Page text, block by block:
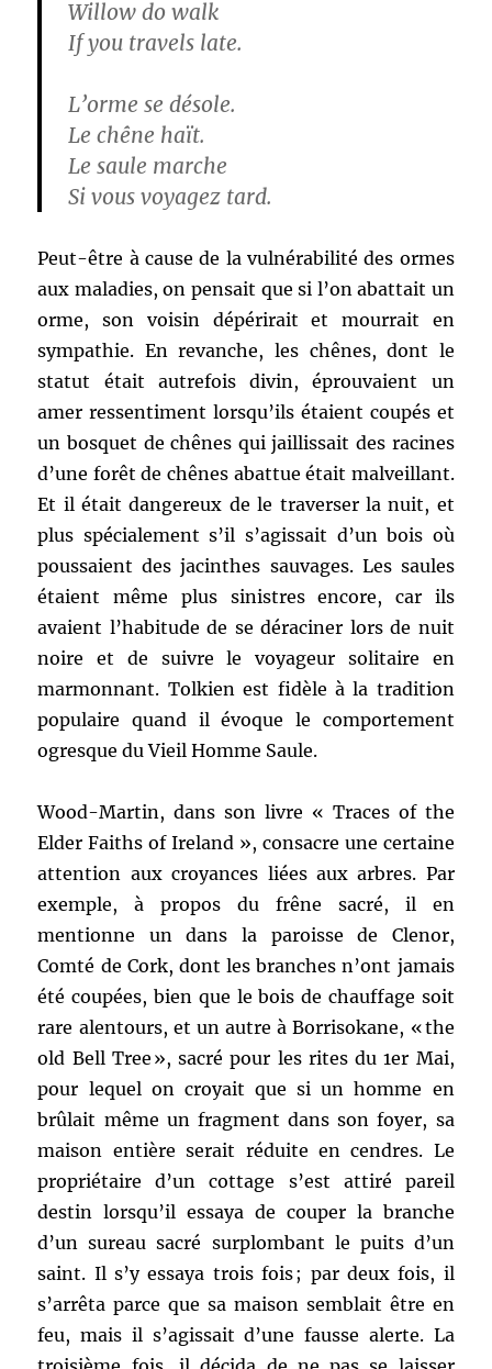
Willow do walk
If you travels late.
L’orme se désole.
Le chêne haït.
Le saule marche
Si vous voyagez tard.
Peut-être à cause de la vulnérabilité des ormes
aux maladies, on pensait que si l’on abattait un
orme, son voisin dépérirait et mourrait en
sympathie. En revanche, les chênes, dont le
statut était autrefois divin, éprouvaient un
amer ressentiment lorsqu’ils étaient coupés et
un bosquet de chênes qui jaillissait des racines
d’une forêt de chênes abattue était malveillant.
Et il était dangereux de le traverser la nuit, et
plus spécialement s’il s’agissait d’un bois où
poussaient des jacinthes sauvages. Les saules
étaient même plus sinistres encore, car ils
avaient l’habitude de se déraciner lors de nuit
noire et de suivre le voyageur solitaire en
marmonnant. Tolkien est fidèle à la tradition
populaire quand il évoque le comportement
ogresque du Vieil Homme Saule.
Wood-Martin, dans son livre « Traces of the
Elder Faiths of Ireland », consacre une certaine
attention aux croyances liées aux arbres. Par
exemple, à propos du frêne sacré, il en
mentionne un dans la paroisse de Clenor,
Comté de Cork, dont les branches n’ont jamais
été coupées, bien que le bois de chauffage soit
rare alentours, et un autre à Borrisokane, « the
old Bell Tree », sacré pour les rites du 1er Mai,
pour lequel on croyait que si un homme en
brûlait même un fragment dans son foyer, sa
maison entière serait réduite en cendres. Le
propriétaire d’un cottage s’est attiré pareil
destin lorsqu’il essaya de couper la branche
d’un sureau sacré surplombant le puits d’un
saint. Il s’y essaya trois fois ; par deux fois, il
s’arrêta parce que sa maison semblait être en
feu, mais il s’agissait d’une fausse alerte. La